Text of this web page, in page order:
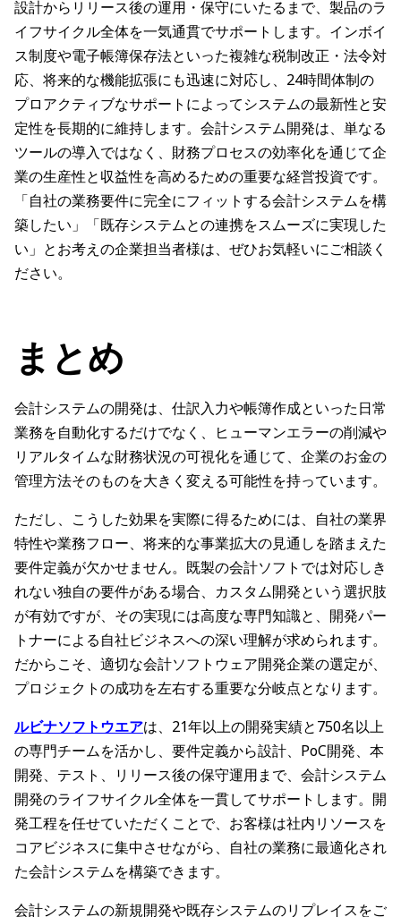
設計からリリース後の運用・保守にいたるまで、製品のラ
イフサイクル全体を一気通貫でサポートします。インボイ
ス制度や電子帳簿保存法といった複雑な税制改正・法令対
応、将来的な機能拡張にも迅速に対応し、24時間体制の
プロアクティブなサポートによってシステムの最新性と安
定性を長期的に維持します。会計システム開発は、単なる
ツールの導入ではなく、財務プロセスの効率化を通じて企
業の生産性と収益性を高めるための重要な経営投資です。
「自社の業務要件に完全にフィットする会計システムを構
築したい」「既存システムとの連携をスムーズに実現した
い」とお考えの企業担当者様は、ぜひお気軽いにご相談く
ださい。
まとめ
会計システムの開発は、仕訳入力や帳簿作成といった日常
業務を自動化するだけでなく、ヒューマンエラーの削減や
リアルタイムな財務状況の可視化を通じて、企業のお金の
管理方法そのものを大きく変える可能性を持っています。
ただし、こうした効果を実際に得るためには、自社の業界
特性や業務フロー、将来的な事業拡大の見通しを踏まえた
要件定義が欠かせません。既製の会計ソフトでは対応しき
れない独自の要件がある場合、カスタム開発という選択肢
が有効ですが、その実現には高度な専門知識と、開発パー
トナーによる自社ビジネスへの深い理解が求められます。
だからこそ、適切な会計ソフトウェア開発企業の選定が、
プロジェクトの成功を左右する重要な分岐点となります。
ルビナソフトウエアは、21年以上の開発実績と750名以上
の専門チームを活かし、要件定義から設計、PoC開発、本
開発、テスト、リリース後の保守運用まで、会計システム
開発のライフサイクル全体を一貫してサポートします。開
発工程を任せていただくことで、お客様は社内リソースを
コアビジネスに集中させながら、自社の業務に最適化され
た会計システムを構築できます。
会計システムの新規開発や既存システムのリプレイスをご